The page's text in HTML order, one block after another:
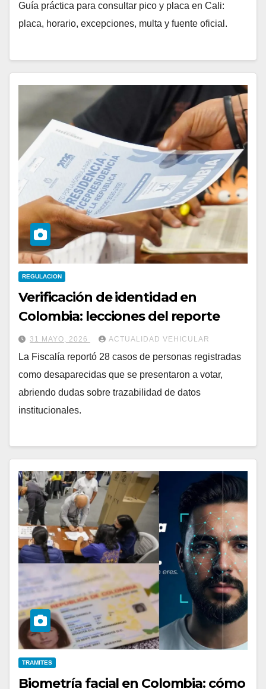
Guía práctica para consultar pico y placa en Cali:
placa, horario, excepciones, multa y fuente oficial.
REGULACION
Verificación de identidad en
Colombia: lecciones del reporte
31 MAYO, 2026 ACTUALIDAD VEHICULAR
La Fiscalía reportó 28 casos de personas registradas
como desaparecidas que se presentaron a votar,
abriendo dudas sobre trazabilidad de datos
institucionales.
TRAMITES
Biometría facial en Colombia: cómo